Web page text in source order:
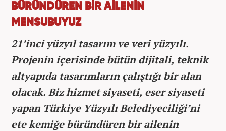
BÜRÜNDÜREN BİR AİLENİN
MENSUBUYUZ
21’inci yüzyıl tasarım ve veri yüzyılı.
Projenin içerisinde bütün dijitali, teknik
altyapıda tasarımların çalıştığı bir alan
olacak. Biz hizmet siyaseti, eser siyaseti
yapan Türkiye Yüzyılı Belediyeciliği’ni
ete kemiğe büründüren bir ailenin